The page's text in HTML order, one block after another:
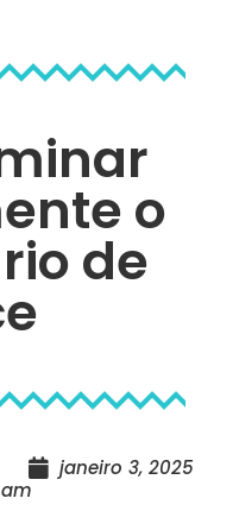
o
de
janeiro 3, 2025